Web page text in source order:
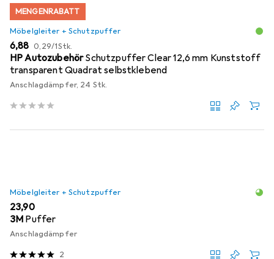
MENGENRABATT
Möbelgleiter + Schutzpuffer
EUR
6,88 EUR
0,29/1Stk.
HP AutozubehörSchutzpuffer Clear 12,6 mm Kunststoff
transparent Quadrat selbstklebend
Anschlagdämpfer, 24 Stk.
Möbelgleiter + Schutzpuffer
EUR
23,90
3M Puffer
Anschlagdämpfer
2